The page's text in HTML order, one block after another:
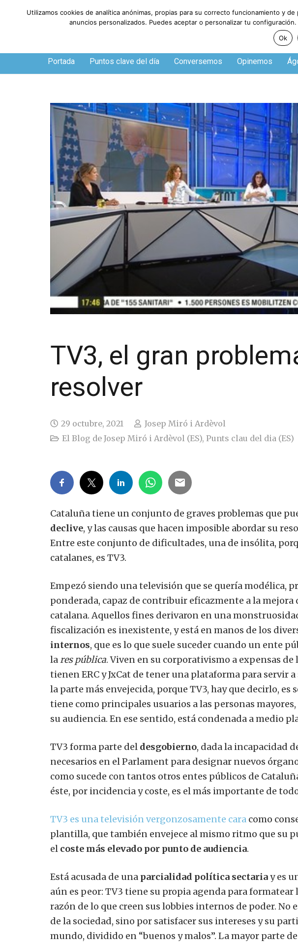
Jueves, 6 de agosto de 2026
Portada Puntos clave del día Conversemos Opinemos
TV3, el gran
resolver
29 octubre, 2021
Josep Miró i Ardèvol
El Blog de Josep Miró i Ardèvol (ES),Punts clau del dia (ES)
Cataluña tiene un conjunto de graves problemas que
declive, y las causas que hacen imposible abordar su
Entre este conjunto de dificultades, una de insólita,
catalanes, es TV3.
Empezó siendo una televisión que se quería modélica,
ponderada, capaz de contribuir eficazmente a la mejora
catalana. Aquellos fines derivaron en una
fiscalización es inexistente, y está en manos de los
internos, que es lo que suele suceder cuando un ente
lares pública. Viven en su corporativismo a expensas
tienen ERC y JxCat de tener una plataforma para servir
la parte más envejecida, porque TV3, hay que decirlo,
tiene como principales usuarios a las personas
su audiencia. En ese sentido, está condenada a medio
TV3 forma parte del desgobierno, dada la incapacidad
necesarios en el Parlament para designar nuevos
como sucede con tantos otros entes públicos de
éste, por incidencia y coste, es el más importante de
TV3 es una televisión vergonzosamente cara como
plantilla, que también envejece al mismo ritmo que su
el coste más elevado por punto de audiencia.
Está acusada de una parcialidad política sectariay es
aún es peor: TV3 tiene su propia agenda para formatear
razón de lo que creen sus lobbies internos de poder. No
de la sociedad, sino por satisfacer sus intereses y su
mundo, dividido en “buenos y malos”. La mayor parte
Utilizamos cookies de analítica anónimas, propias para su correcto funcionamiento y
anuncios personalizados. Puedes aceptar o personalizar tu
Ok